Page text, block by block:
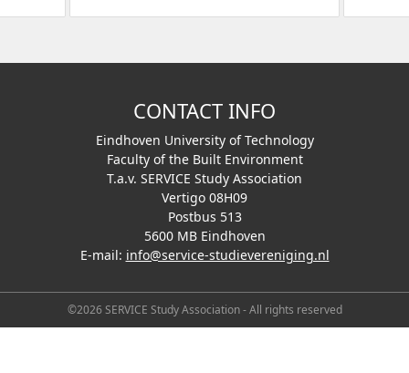
CONTACT INFO
Eindhoven University of Technology
Faculty of the Built Environment
T.a.v. SERVICE Study Association
Vertigo 08H09
Postbus 513
5600 MB Eindhoven
E-mail: info@service-studievereniging.nl
©2026 SERVICE Study Association - All rights reserved